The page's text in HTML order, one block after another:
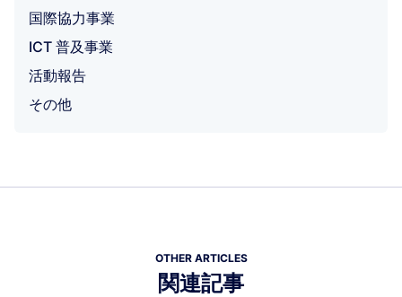
国際協力事業
ICT 普及事業
活動報告
その他
OTHER ARTICLES
関連記事